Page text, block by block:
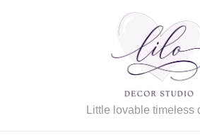
Little lovable timeless